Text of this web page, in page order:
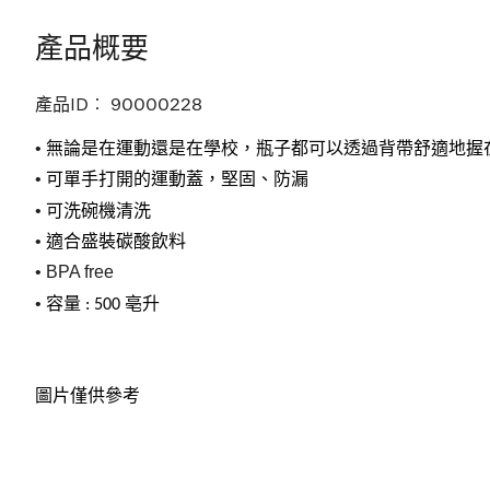
產品概要
產品ID︰ 90000228
• 無論是在運動還是在學校，瓶子都可以透過背帶舒適地握
• 可單手打開的運動蓋，堅固、防漏
• 可洗碗機清洗
• 適合盛裝碳酸飲料
• BPA free
• 容量 : 500 亳升
圖片僅供參考